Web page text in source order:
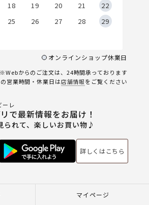
18 19 20 21
22
25 26 27 28
29
オンラインショップ休業日
※Webからのご注文は、24時間承っております
営業時間・休業日は店舗情報をご覧ください
ーレ
で最新情報をお届け！
られて、楽しいお買い物♪
詳しくはこちら
マイページ